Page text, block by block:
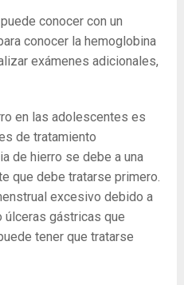
conocer con un
conocer la hemoglobina
exámenes adicionales,
en las adolescentes es
de tratamiento
de hierro se debe a una
que debe tratarse primero.
excesivo debido a
gástricas que
tener que tratarse